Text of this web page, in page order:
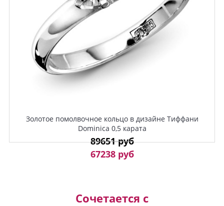
Золотое помолвочное кольцо в дизайне Тиффани
Dominica 0,5 карата
89651 руб
67238 руб
Сочетается с